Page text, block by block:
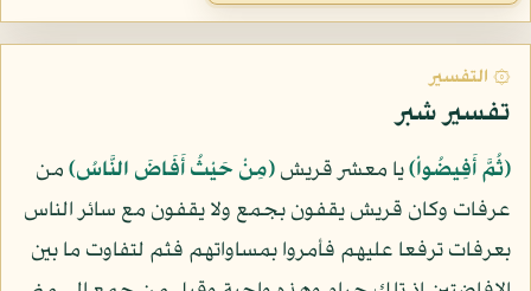
۞ التفسير
تفسير شبر
﴿ثُمَّ أَفِيضُواْ﴾يا معشر قريش﴿مِنْ حَيْثُ أَفَاضَ النَّاسُ﴾من
عرفات وكان قريش يقفون بجمع ولا يقفون مع سائر الناس
بعرفات ترفعا عليهم فأمروا بمساواتهم فثم لتفاوت ما بين